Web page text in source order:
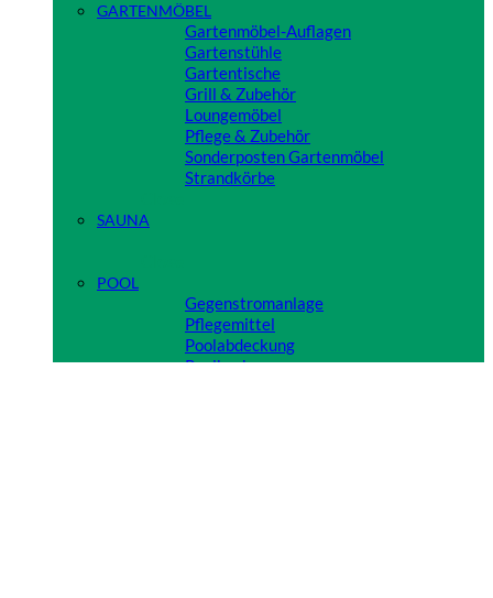
GARTENMÖBEL
Gartenmöbel-Auflagen
Gartenstühle
Gartentische
Grill & Zubehör
Loungemöbel
Pflege & Zubehör
Sonderposten Gartenmöbel
Strandkörbe
SAUNA
POOL
Gegenstromanlage
Pflegemittel
Poolabdeckung
Poolbecken